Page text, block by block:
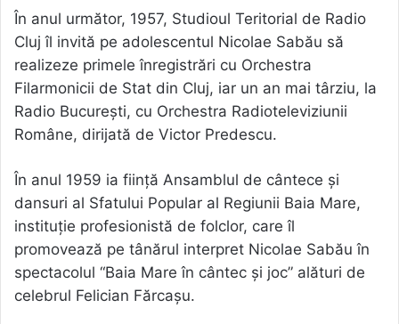
În anul următor, 1957, Studioul Teritorial de Radio
Cluj îl invită pe adolescentul Nicolae Sabău să
realizeze primele înregistrări cu Orchestra
Filarmonicii de Stat din Cluj, iar un an mai târziu, la
Radio București, cu Orchestra Radioteleviziunii
Române, dirijată de Victor Predescu.
În anul 1959 ia ființă Ansamblul de cântece și
dansuri al Sfatului Popular al Regiunii Baia Mare,
instituție profesionistă de folclor, care îl
promovează pe tânărul interpret Nicolae Sabău în
spectacolul “Baia Mare în cântec și joc” alături de
celebrul Felician Fărcașu.